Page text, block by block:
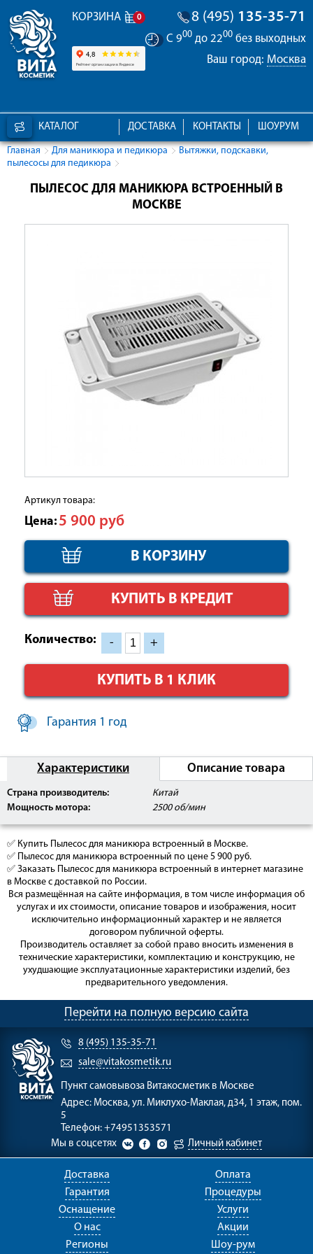
КОРЗИНА 0 8 (495) 135-35-71
С 900 до 2200 без выходных
Ваш город: Москва
КАТАЛОГ ШОУРУМ
КОНТАКТЫ
ДОСТАВКА
Главная Для маникюра и педикюра
Вытяжки, подскавки,
пылесосы для педикюра
ПЫЛЕСОС ДЛЯ МАНИКЮРА ВСТРОЕННЫЙ В
МОСКВЕ
Артикул товара:
Цена: 5 900 руб
КУПИТЬ В КРЕДИТ
Количество: - +
КУПИТЬ В 1 КЛИК
Гарантия 1 год
Характеристики Описание товара
Страна производитель:
Китай
Мощность мотора:
2500 об/мин
✅ Купить Пылесос для маникюра встроенный в Москве.
✅ Пылесос для маникюра встроенный по цене 5 900 руб.
✅ Заказать Пылесос для маникюра встроенный в интернет магазине
в Москве с доставкой по России.
Вся размещённая на сайте информация, в том числе информация об
услугах и их стоимости, описание товаров и изображения, носит
исключительно информационный характер и не является
договором публичной оферты.
Производитель оставляет за собой право вносить изменения в
технические характеристики, комплектацию и конструкцию, не
ухудшающие эксплуатационные характеристики изделий, без
предварительного уведомления.
Перейти на полную версию сайта
8 (495) 135-35-71
sale@vitakosmetik.ru
Пункт самовывоза Витакосметик в Москве
Адрес: Москва, ул. Миклухо-Маклая, д34, 1 этаж, пом.
5
Телефон: +74951353571
Мы в соцсетях
Личный кабинет
Доставка
Оплата
Гарантия
Процедуры
Оснащение
Услуги
О нас
Акции
Регионы
Шоу-рум